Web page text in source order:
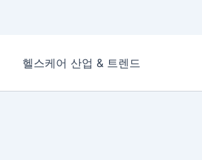
헬스케어 산업 & 트렌드